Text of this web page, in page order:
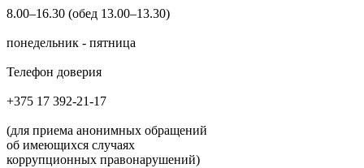
8.00–16.30 (обед 13.00–13.30)
понедельник - пятница
Телефон доверия
+375 17 392-21-17
(для приема анонимных обращений
об имеющихся случаях
коррупционных правонарушений)